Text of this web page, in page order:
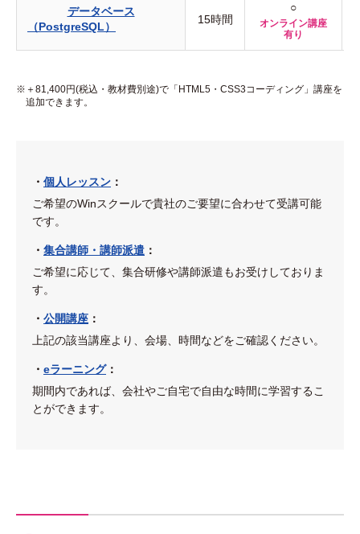
データベース
（PostgreSQL）
15時間
○
オンライン講座
有り
＋81,400円(税込・教材費別途)で「HTML5・CSS3コーディング」講座を
追加できます。
・ 個人レッスン ：
ご希望のWinスクールで貴社のご要望に合わせて受講可能
です。
・ 集合講師・講師派遣 ：
ご希望に応じて、集合研修や講師派遣もお受けしておりま
す。
・ 公開講座 ：
上記の該当講座より、会場、時間などをご確認ください。
・ eラーニング：
期間内であれば、会社やご自宅で自由な時間に学習するこ
とができます。